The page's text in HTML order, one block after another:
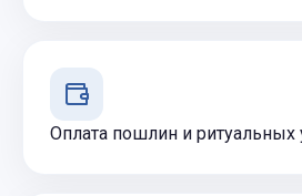
Оплата пошлин и ритуальных